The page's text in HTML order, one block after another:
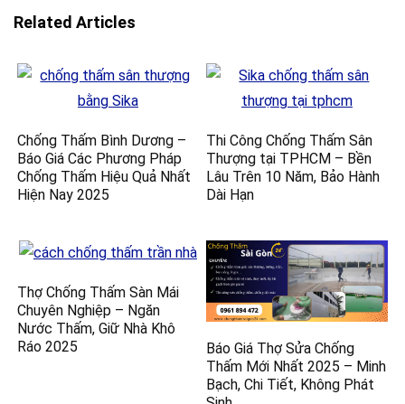
Related Articles
Chống Thấm Bình Dương –
Báo Giá Các Phương Pháp
Chống Thấm Hiệu Quả Nhất
Hiện Nay 2025
Thi Công Chống Thấm Sân
Thượng tại TPHCM – Bền
Lâu Trên 10 Năm, Bảo Hành
Dài Hạn
Thợ Chống Thấm Sàn Mái
Chuyên Nghiệp – Ngăn
Nước Thấm, Giữ Nhà Khô
Ráo 2025
Báo Giá Thợ Sửa Chống
Thấm Mới Nhất 2025 – Minh
Bạch, Chi Tiết, Không Phát